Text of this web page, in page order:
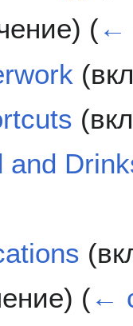
(←
and
(←